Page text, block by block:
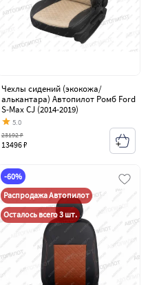
Чехлы сидений (экокожа/
алькантара) Автопилот Ромб Ford
S-Max CJ (2014-2019)
5.0
13496 ₽
23192 ₽
-60%
Распродажа Автопилот
Осталось всего 3 шт.